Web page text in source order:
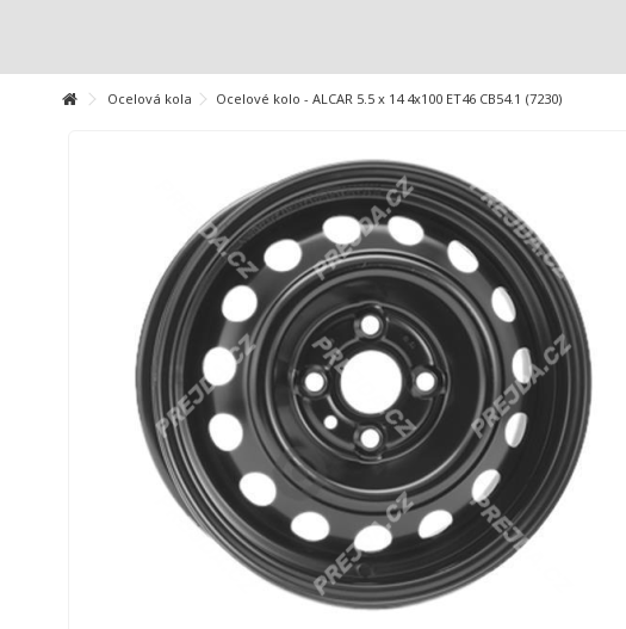
Ocelová kola Ocelové kolo - ALCAR 5.5 x 14 4x100 ET46 CB54.1 (7230)